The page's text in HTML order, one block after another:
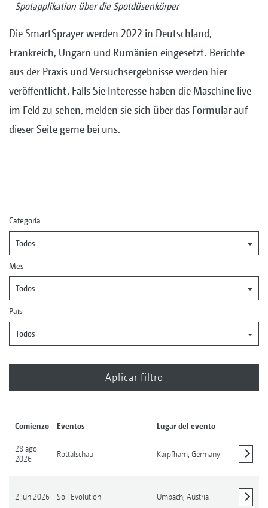
Spotapplikation über die Spotdüsenkörper
Die SmartSprayer werden 2022 in Deutschland,
Frankreich, Ungarn und Rumänien eingesetzt. Berichte
aus der Praxis und Versuchsergebnisse werden hier
veröffentlicht. Falls Sie Interesse haben die Maschine live
im Feld zu sehen, melden sie sich über das Formular auf
dieser Seite gerne bei uns.
Categoría
Todos
Mes
Todos
País
Todos
Comienzo Eventos Lugar del evento
28 ago
2026
Rottalschau Karpfham, Germany
2 jun 2026 Soil Evolution Umbach, Austria